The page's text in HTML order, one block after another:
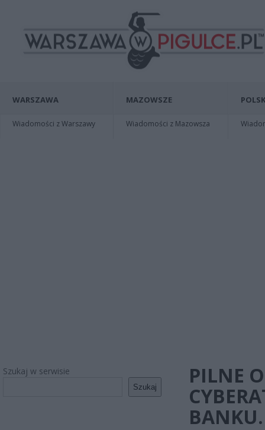
WARSZAWA
Wiadomości z Warszawy
MAZOWSZE
Wiadomości z Mazowsza
Szukaj w serwisie
Szukaj
PILNE